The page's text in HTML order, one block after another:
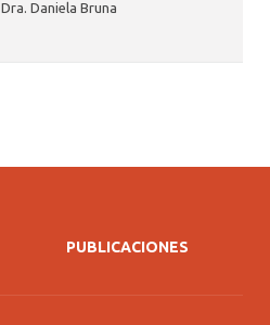
Dra. Daniela Bruna
PUBLICACIONES